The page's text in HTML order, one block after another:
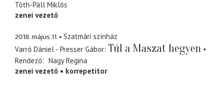
Tóth-Páll Miklós
zenei vezető
2018. május 11.
Szatmári színház
Varró Dániel - Presser Gábor Túl a Maszat hegyen
Rendező
Nagy Regina
zenei vezető
korrepetitor